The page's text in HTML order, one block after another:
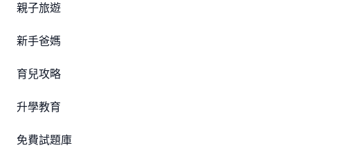
親子旅遊
新手爸媽
育兒攻略
升學教育
免費試題庫